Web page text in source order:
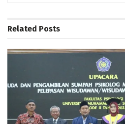
Related Posts